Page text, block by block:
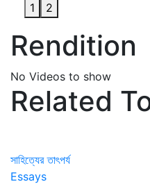
1 2
Rendition
No Videos to show
Related
সাহিত্যের তাৎপর্য
Essays